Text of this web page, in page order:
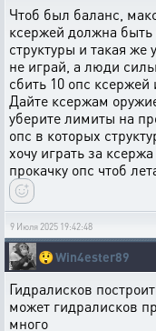
Чтоб был баланс,
ксержей должна
структуры и такая
не играй, а люди
сбить 10 опс
Дайте ксержам
уберите лимиты на
опс в которых
хочу играть за
прокачку опс чтоб
9 Июля 2025 19:42:48
😲Win4ester89
Гидралисков
может гидралисков
много